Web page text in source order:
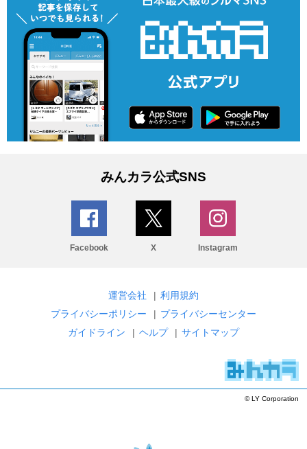
みんカラ公式SNS
Facebook X Instagram
運営会社 | 利用規約
プライバシーポリシー
| プライバシーセンター
ガイドライン
| ヘルプ | サイトマップ
© LY Corporation